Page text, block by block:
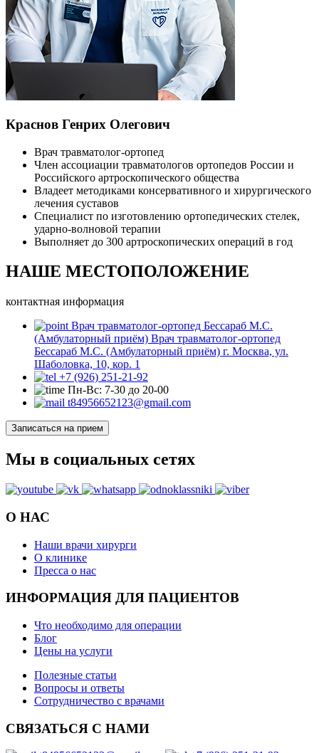
Краснов Генрих Олегович
Врач травматолог-ортопед
Член ассоциации травматологов ортопедов России и
Российского артроскопического общества
Владеет методиками консервативного и хирургического
лечения суставов
Специалист по изготовлению ортопедических стелек,
ударно-волновой терапии
Выполняет до 300 артроскопических операций в год
НАШЕ МЕСТОПОЛОЖЕНИЕ
контактная информация
Врач травматолог-ортопед Бессараб М.С.
(Амбулаторный приём) Врач травматолог-ортопед
Бессараб М.С. (Амбулаторный приём) г. Москва, ул.
Шаболовка, 10, кор. 1
+7 (926) 251-21-92
Пн-Вс: 7-30 до 20-00
t84956652123@gmail.com
Записаться на прием
Мы в социальных сетях
О НАС
Наши врачи хирурги
О клинике
Пресса о нас
ИНФОРМАЦИЯ ДЛЯ ПАЦИЕНТОВ
Что необходимо для операции
Блог
Цены на услуги
Полезные статьи
Вопросы и ответы
Сотрудничество с врачами
СВЯЗАТЬСЯ С НАМИ